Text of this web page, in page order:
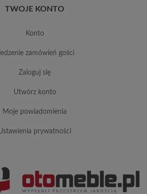
TWOJE KONTO
konto
śledzenie zamówień gości
zaloguj się
utwórz konto
moje powiadomienia
ustawienia prywatności